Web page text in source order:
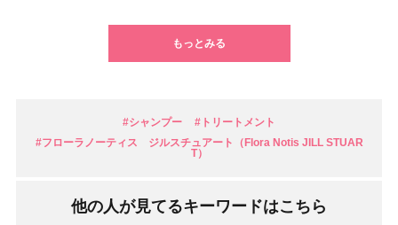
もっとみる
#シャンプー
#トリートメント
#フローラノーティス ジルスチュアート（Flora Notis JILL STUAR
T）
他の人が見てるキーワードはこちら